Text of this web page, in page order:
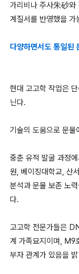
가리비나 주사朱砂와
계질서를 반영했을 가
다양하면서도 통일된
현대 고고학 작업은
닌다.
기술의 도움으로 문물
중춘 유적 발굴 과정
원, 베이징대학교, 산
분석과 문물 보존 노
다.
고고학 전문가들은
계 가족묘지이며, M9
부자 관계가 있음을